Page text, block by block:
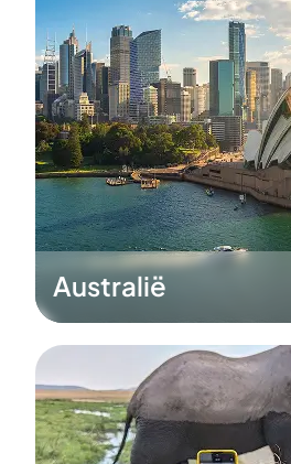
Australië